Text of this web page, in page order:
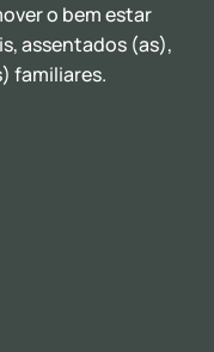
o bem estar
assentados (as),
familiares.